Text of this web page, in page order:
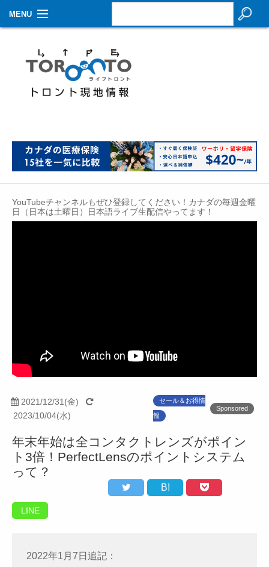
MENU
生活情報
その他
イベントカレンダー
Contact
YouTubeチャンネルもぜひ登録してください！カナダの毎週金曜
日（日本は土曜日）日本語ライブ生配信やってます！
2021/12/31(金)
2023/10/04(水)
セール＆お得情
報
Sponsored
年末年始は全コンタクトレンズがポイン
ト3倍！PerfectLensのポイントシステム
って？
B!
LINE
2022年1月7日追記：